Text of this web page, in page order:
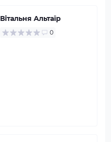
Вітальня Альтаїр
0